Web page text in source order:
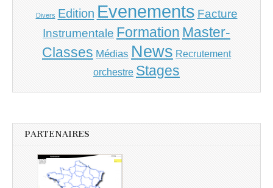
Divers Edition Evenements Facture
Instrumentale Formation Master-
Classes Médias News Recrutement
orchestre Stages
PARTENAIRES